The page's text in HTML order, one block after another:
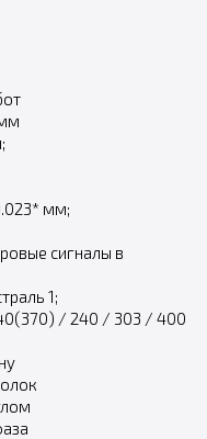
мм;
сигналы в
1;
/ 240 / 303 / 400